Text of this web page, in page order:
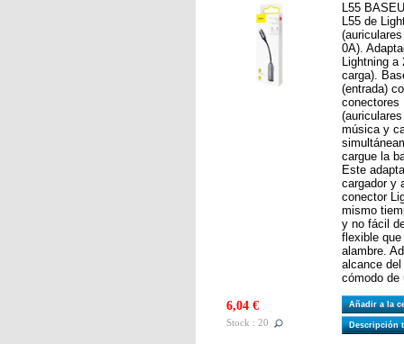
L55
L55 de
0A).
Lightning a
carga).
(entrada)
conectores
música y
cargue la
Este
cargador y
conector
mismo
y no fácil
flexible
alambre.
alcance
cómodo de
6,04 €
Stock : 20
Añadir a la
Descripción